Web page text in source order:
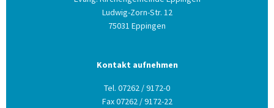
Ludwig-Zorn-Str. 12
75031 Eppingen
Kontakt aufnehmen
Tel. 07262 / 9172-0
Fax 07262 / 9172-22